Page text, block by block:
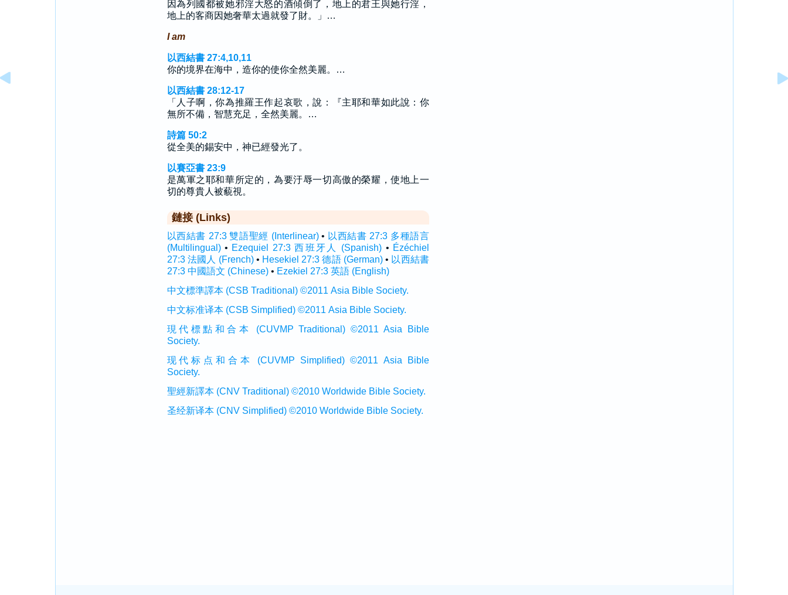
因為列國都被她邪淫大怒的酒傾倒了，地上的君王與她行淫，
地上的客商因她奢華太過就發了財。」…
I am
以西結書 27:4,10,11
你的境界在海中，造你的使你全然美麗。…
以西結書 28:12-17
「人子啊，你為推羅王作起哀歌，說：『主耶和華如此說：你
無所不備，智慧充足，全然美麗。…
詩篇 50:2
從全美的錫安中，神已經發光了。
以賽亞書 23:9
是萬軍之耶和華所定的，為要汙辱一切高傲的榮耀，使地上一
切的尊貴人被藐視。
鏈接 (Links)
以西結書 27:3 雙語聖經 (Interlinear)• 以西結書 27:3 多種語言
(Multilingual)• Ezequiel 27:3 西班牙人 (Spanish) • Ézéchiel
27:3 法國人 (French)• Hesekiel 27:3 德語 (German)• 以西結書
27:3 中國語文 (Chinese)• Ezekiel 27:3 英語 (English)
中文標準譯本 (CSB Traditional) ©2011 Asia Bible Society.
中文标准译本 (CSB Simplified) ©2011 Asia Bible Society.
現代標點和合本 (CUVMP Traditional) ©2011 Asia Bible
Society.
现代标点和合本 (CUVMP Simplified) ©2011 Asia Bible
Society.
聖經新譯本 (CNV Traditional) ©2010 Worldwide Bible Society.
圣经新译本 (CNV Simplified) ©2010 Worldwide Bible Society.